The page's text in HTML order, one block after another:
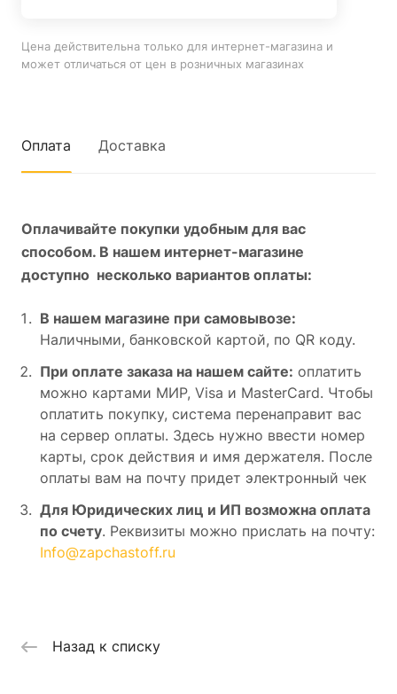
Цена действительна только для интернет-магазина и
может отличаться от цен в розничных магазинах
Оплата Доставка
Оплачивайте покупки удобным для вас
способом. В нашем интернет-магазине
доступно несколько вариантов оплаты:
В нашем магазине при самовывозе:
Наличными, банковской картой, по QR коду.
При оплате заказа на нашем сайте: оплатить
можно картами МИР, Visa и MasterCard. Чтобы
оплатить покупку, система перенаправит вас
на сервер оплаты. Здесь нужно ввести номер
карты, срок действия и имя держателя. После
оплаты вам на почту придет электронный чек
Для Юридических лиц и ИП возможна оплата
по счету. Реквизиты можно прислать на почту:
Info@zapchastoff.ru
Назад к списку